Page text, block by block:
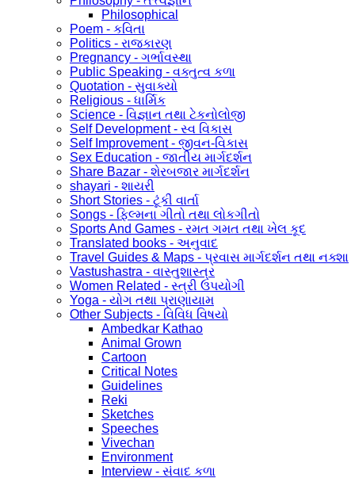
Philosophical
Poem - કવિતા
Politics - રાજકારણ
Pregnancy - ગર્ભાવસ્થા
Public Speaking - વક્તુત્વ કળા
Quotation - સુવાક્યો
Religious - ધાર્મિક
Science - વિજ્ઞાન તથા ટેકનોલોજી
Self Development - સ્વ વિકાસ
Self Improvement - જીવન-વિકાસ
Sex Education - જાતીય માર્ગદર્શન
Share Bazar - શેરબજાર માર્ગદર્શન
shayari - શાયરી
Short Stories - ટૂંકી વાર્તા
Songs - ફિલ્મના ગીતો તથા લોકગીતો
Sports And Games - રમત ગમત તથા ખેલ કૂદ
Translated books - અનુવાદ
Travel Guides & Maps - પ્રવાસ માર્ગદર્શન તથા નક્શા
Vastushastra - વાસ્તુશાસ્ત્ર
Women Related - સ્ત્રી ઉપયોગી
Yoga - યોગ તથા પ્રાણાયામ
Other Subjects - વિવિધ વિષયો
Ambedkar Kathao
Animal Grown
Cartoon
Critical Notes
Guidelines
Reki
Sketches
Speeches
Vivechan
Environment
Interview - સંવાદ કળા